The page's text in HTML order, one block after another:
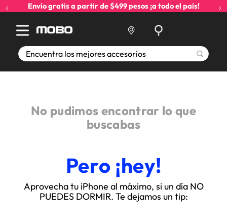
Envío gratis a partir de $499 pesos ¡a todo el país!
Encuentra los mejores accesorios
No pudimos encontrar lo que
buscabas
Pero ¡hey!
Aprovecha tu iPhone al máximo, si un día NO
PUEDES DORMIR. Te dejamos un tip: